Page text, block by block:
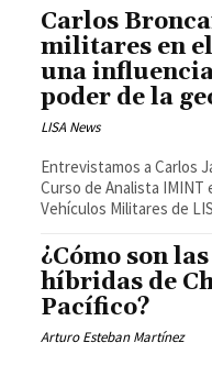
Carlos
militares en
una
poder de la
LISA News
Entrevistamos a Carlos
Curso de Analista IMINT
Vehículos Militares de
¿Cómo son
híbridas de
Pacífico?
Arturo Esteban Martínez